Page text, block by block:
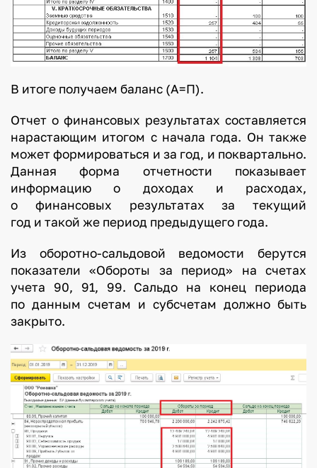
В итоге получаем баланс (А=П).
Отчет о финансовых результатах составляется
нарастающим итогом с начала года. Он также
может формироваться и за год, и поквартально.
Данная форма отчетности показывает
информацию о доходах и расходах,
о финансовых результатах за текущий
год и такой же период предыдущего года.
Из оборотно-сальдовой ведомости берутся
показатели «Обороты за период» на счетах
учета 90, 91, 99. Сальдо на конец периода
по данным счетам и субсчетам должно быть
закрыто.